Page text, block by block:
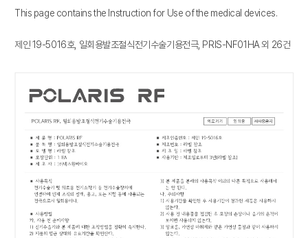
This page contains the Instruction for Use of the medical devices.
제인 19-5016호, 일회용발조절식전기수술기용전극, PRIS-NF01HA 외 26건